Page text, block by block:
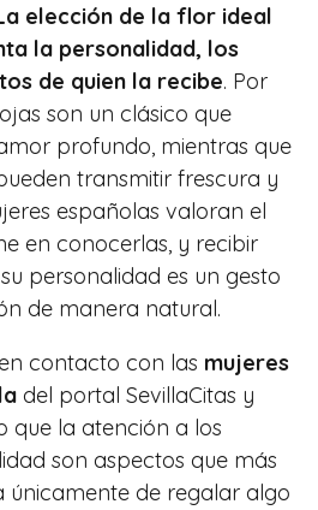
elección de la flor ideal
la personalidad, los
de quien la recibe. Por
son un clásico que
profundo, mientras que
transmitir frescura y
españolas valoran el
en conocerlas, y recibir
personalidad es un gesto
de manera natural.
contacto con las mujeres
del portal SevillaCitas y
que la atención a los
son aspectos que más
únicamente de regalar algo